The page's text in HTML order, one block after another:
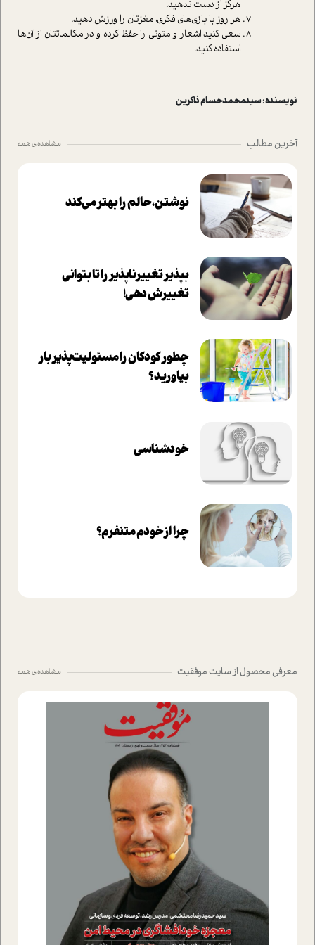
هرگز از دست ندهید.
هر روز با بازی‌های فکری، مغزتان را ورزش دهید.
سعی کنید اشعار و متونی را حفظ کرده و در مکالماتتان از آن‌ها
استفاده کنید.
نویسنده : سيدمحمدحسام ذاكرين
آخرین مطالب مشاهده ی همه
نوشتن، حالم را بهتر می‌کند
بپذير تغييرناپذير را تا بتواني
تغييرش دهي!‏
چطور کودکان را مسئولیت‌پذیر بار
بیاورید؟
خودشناسی
چرا از خودم متنفرم؟
معرفی محصول از سایت موفقیت مشاهده ی همه